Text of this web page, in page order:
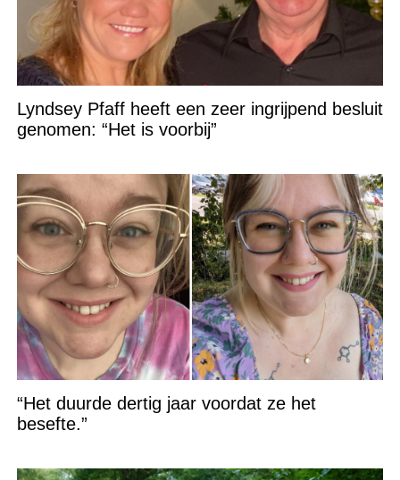
Lyndsey Pfaff heeft een zeer ingrijpend besluit
genomen: “Het is voorbij”
“Het duurde dertig jaar voordat ze het
besefte.”